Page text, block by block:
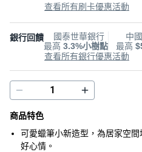
查看所有刷卡優惠活動
銀行回饋
國泰世華銀行
最高 3.3%小樹點
中
最高
查看所有銀行優惠活動
商品特色
可愛蠟筆小新造型，為居家空
好心情。